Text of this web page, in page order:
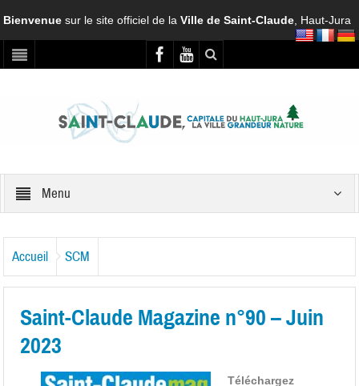
Bienvenuesur le site officiel de laVille de Saint-Claude , Haut-Jura
Menu
Accueil SCM
Saint-Claude Magazine n°90 – Juin
2023
Téléchargez